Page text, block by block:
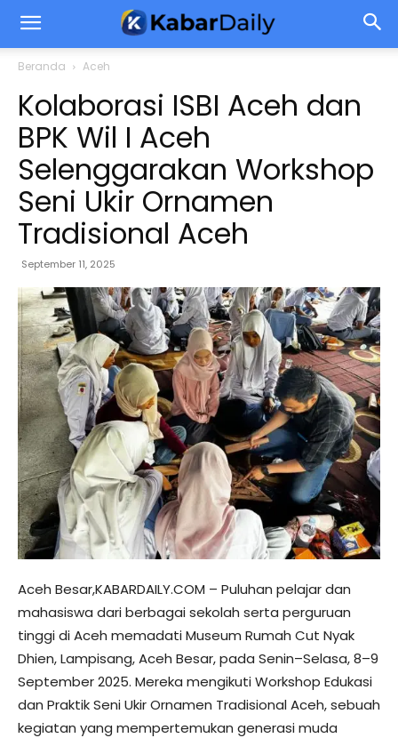
Beranda Aceh
Kolaborasi ISBI Aceh dan
BPK Wil I Aceh
Selenggarakan Workshop
Seni Ukir Ornamen
Tradisional Aceh
September 11, 2025
Aceh Besar,KABARDAILY.COM – Puluhan pelajar dan
mahasiswa dari berbagai sekolah serta perguruan
tinggi di Aceh memadati Museum Rumah Cut Nyak
Dhien, Lampisang, Aceh Besar, pada Senin–Selasa, 8–9
September 2025. Mereka mengikuti Workshop Edukasi
dan Praktik Seni Ukir Ornamen Tradisional Aceh, sebuah
kegiatan yang mempertemukan generasi muda